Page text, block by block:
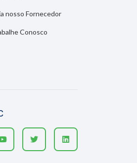
nosso Fornecedor
Conosco